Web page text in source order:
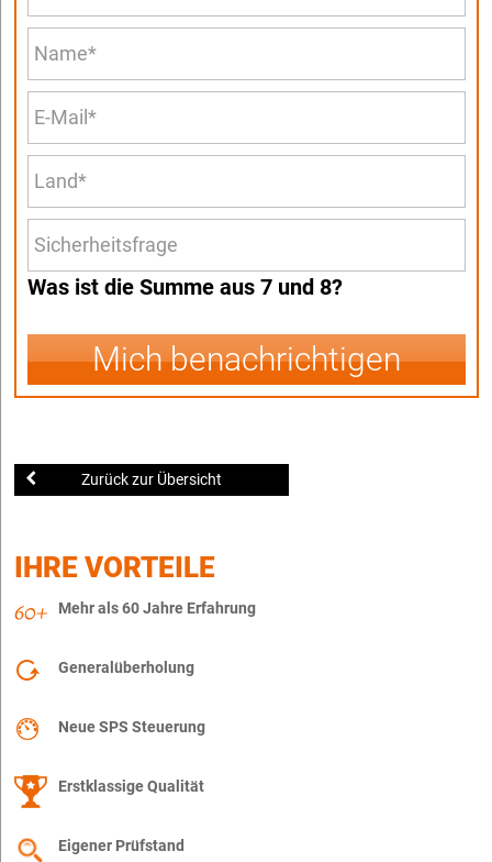
Was ist die Summe aus 7 und 8?
Mich benachrichtigen
Zurück zur Übersicht
IHRE VORTEILE
Mehr als 60 Jahre Erfahrung
Generalüberholung
Neue SPS Steuerung
Erstklassige Qualität
Eigener Prüfstand